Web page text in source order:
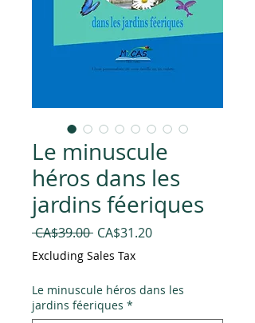
Le minuscule
héros dans les
jardins féeriques
CA$39.00 Regular
Price
CA$31.20Sale
Excluding Sales Tax
Le minuscule héros dans les
jardins féeriques *